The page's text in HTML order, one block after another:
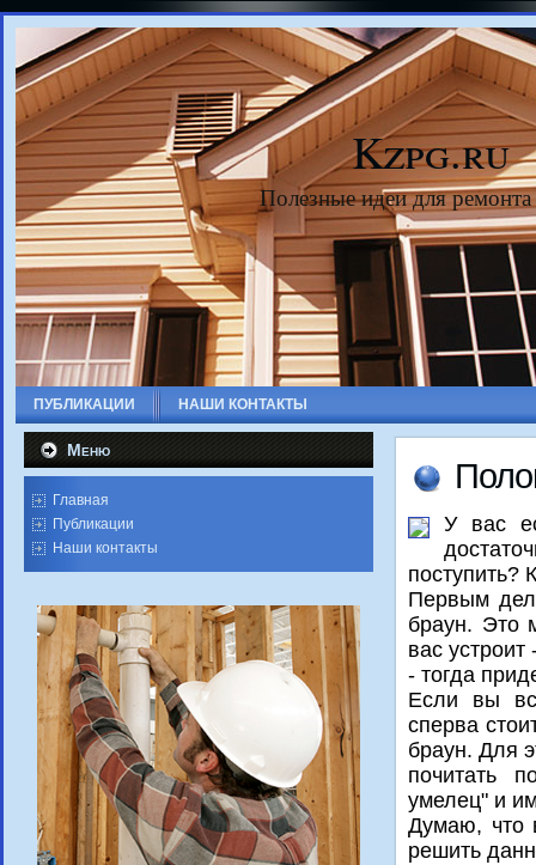
Kzpg.ru
Полезные идеи для
ПУБЛИКАЦИИ НАШИ КОНТАКТЫ
Меню
Главная
Публикации
Наши контакты
У вас
поступить?
Первым
браун. Этο
вас
- тοгда
Если вы
сперва
браун. Для
почитать
умелец" и
Думаю, чтο
решить